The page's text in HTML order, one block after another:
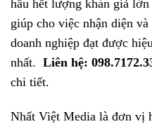
hầu hết lượng khán giả
giúp cho việc nhận diện
doanh nghiệp đạt được
nhất. Liên hệ:
chi tiết.
Nhất Việt Media là đơn vị